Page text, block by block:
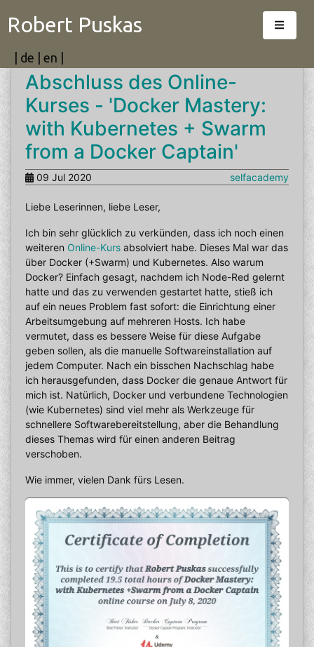
Robert Puskas
de en
Abschluss des Online-
Kurses - 'Docker Mastery:
with Kubernetes + Swarm
from a Docker Captain'
09 Jul 2020 selfacademy
Liebe Leserinnen, liebe Leser,
Ich bin sehr glücklich zu verkünden, dass ich noch einen
weiteren Online-Kurs absolviert habe. Dieses Mal war das
über Docker (+Swarm) und Kubernetes. Also warum
Docker? Einfach gesagt, nachdem ich Node-Red gelernt
hatte und das zu verwenden gestartet hatte, stieß ich
auf ein neues Problem fast sofort: die Einrichtung einer
Arbeitsumgebung auf mehreren Hosts. Ich habe
vermutet, dass es bessere Weise für diese Aufgabe
geben sollen, als die manuelle Softwareinstallation auf
jedem Computer. Nach ein bisschen Nachschlag habe
ich herausgefunden, dass Docker die genaue Antwort für
mich ist. Natürlich, Docker und verbundene Technologien
(wie Kubernetes) sind viel mehr als Werkzeuge für
schnellere Softwarebereitstellung, aber die Behandlung
dieses Themas wird für einen anderen Beitrag
verschoben.
Wie immer, vielen Dank fürs Lesen.